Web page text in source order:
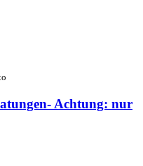
Achtung: nur